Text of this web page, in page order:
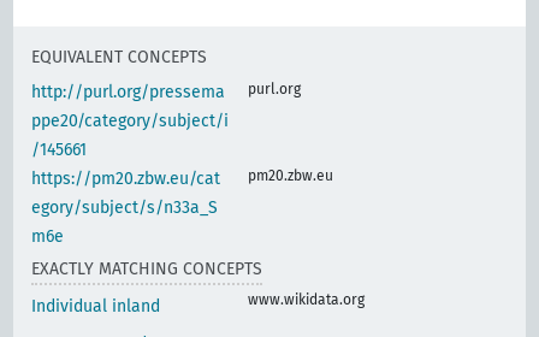
EQUIVALENT CONCEPTS
http://purl.org/pressema
ppe20/category/subject/i
/145661
purl.org
https://pm20.zbw.eu/cat
egory/subject/s/n33a_S
m6e
pm20.zbw.eu
EXACTLY MATCHING CONCEPTS
Individual inland
www.wikidata.org